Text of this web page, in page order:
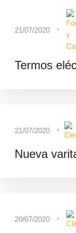
21/07/2020
Termos
21/07/2020
Nueva
20/07/2020